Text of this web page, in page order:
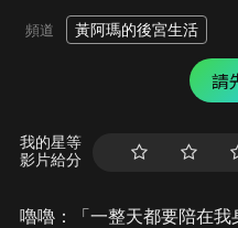
頻道 黃阿瑪的後宮生活
請
我的星等
影片給分
嚕嚕：「一整天都要陪在我